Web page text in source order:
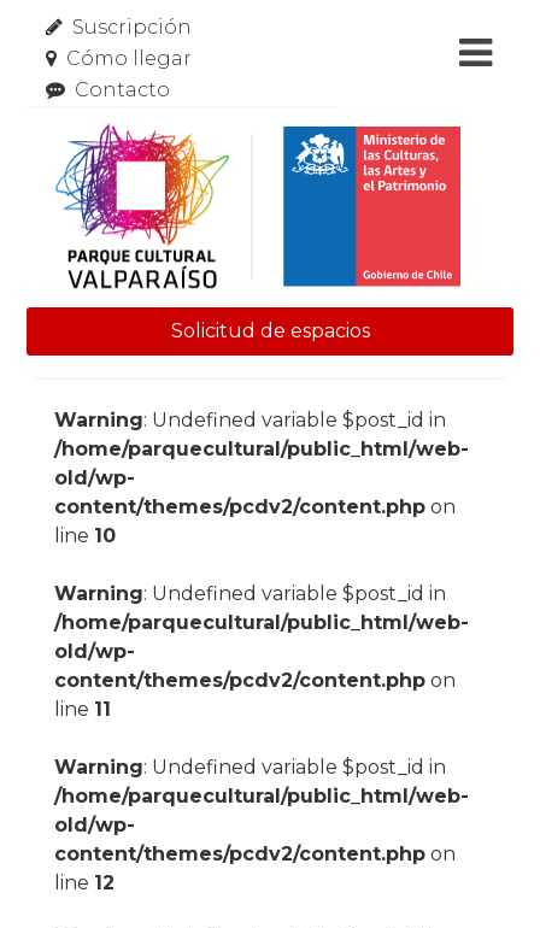
Suscripción
Cómo llegar
Contacto
Solicitud de espacios
Warning: Undefined variable $post_id in
/home/parquecultural/public_html/web-
old/wp-
content/themes/pcdv2/content.phpon
line 10
Warning: Undefined variable $post_id in
/home/parquecultural/public_html/web-
old/wp-
content/themes/pcdv2/content.phpon
line 11
Warning: Undefined variable $post_id in
/home/parquecultural/public_html/web-
old/wp-
content/themes/pcdv2/content.phpon
line 12